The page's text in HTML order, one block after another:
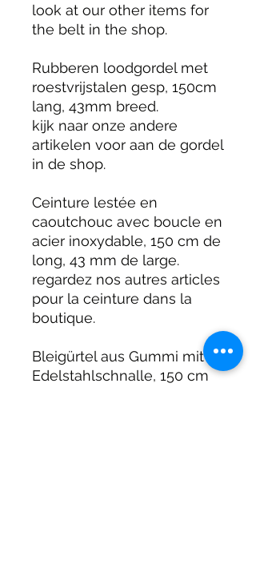
look at our other items for
the belt in the shop.
Rubberen loodgordel met
roestvrijstalen gesp, 150cm
lang, 43mm breed.
kijk naar onze andere
artikelen voor aan de gordel
in de shop.
Ceinture lestée en
caoutchouc avec boucle en
acier inoxydable, 150 cm de
long, 43 mm de large.
regardez nos autres articles
pour la ceinture dans la
boutique.
Bleigürtel aus Gummi mit
Edelstahlschnalle, 150 cm